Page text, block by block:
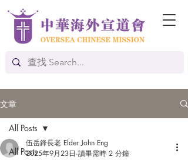
文章
All Posts
All Posts
伍岳鋒長老 Elder John Eng
2025年9月23日 讀畢需時 2 分鐘